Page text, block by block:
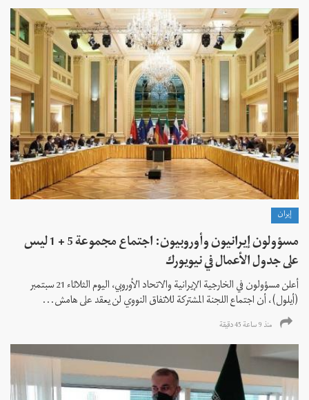
إيران
مسؤولون إيرانيون وأوروبيون: اجتماع مجموعة 5 + 1 ليس
على جدول الأعمال في نيويورك
أعلن مسؤولون في الخارجية الإيرانية والاتحاد الأوروبي، اليوم الثلاثاء 21 سبتمبر
(أيلول)، أن اجتماع اللجنة المشتركة للاتفاق النووي لن يعقد على هامش...
منذ 9 ساعة 45 دقیقة